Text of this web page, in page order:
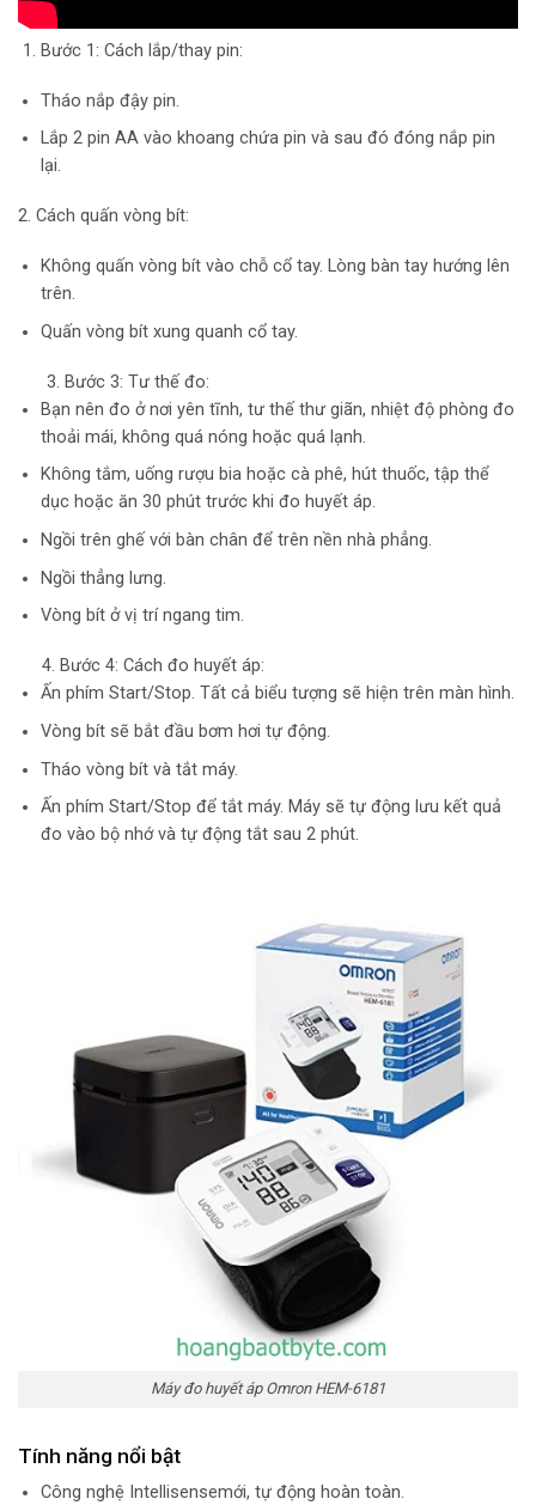
Bước 1: Cách lắp/thay pin:
Tháo nắp đậy pin.
Lắp 2 pin AA vào khoang chứa pin và sau đó đóng nắp pin
lại.
2. Cách quấn vòng bít:
Không quấn vòng bít vào chỗ cổ tay. Lòng bàn tay hướng lên
trên.
Quấn vòng bít xung quanh cổ tay.
3. Bước 3: Tư thế đo:
Bạn nên đo ở nơi yên tĩnh, tư thế thư giãn, nhiệt độ phòng đo
thoải mái, không quá nóng hoặc quá lạnh.
Không tắm, uống rượu bia hoặc cà phê, hút thuốc, tập thể
dục hoặc ăn 30 phút trước khi đo huyết áp.
Ngồi trên ghế với bàn chân để trên nền nhà phẳng.
Ngồi thẳng lưng.
Vòng bít ở vị trí ngang tim.
4. Bước 4: Cách đo huyết áp:
Ấn phím Start/Stop. Tất cả biểu tượng sẽ hiện trên màn hình.
Vòng bít sẽ bắt đầu bơm hơi tự động.
Tháo vòng bít và tắt máy.
Ấn phím Start/Stop để tắt máy. Máy sẽ tự động lưu kết quả
đo vào bộ nhớ và tự động tắt sau 2 phút.
Máy đo huyết áp Omron HEM-6181
Tính năng nổi bật
Công nghệ Intellisensemới, tự động hoàn toàn.